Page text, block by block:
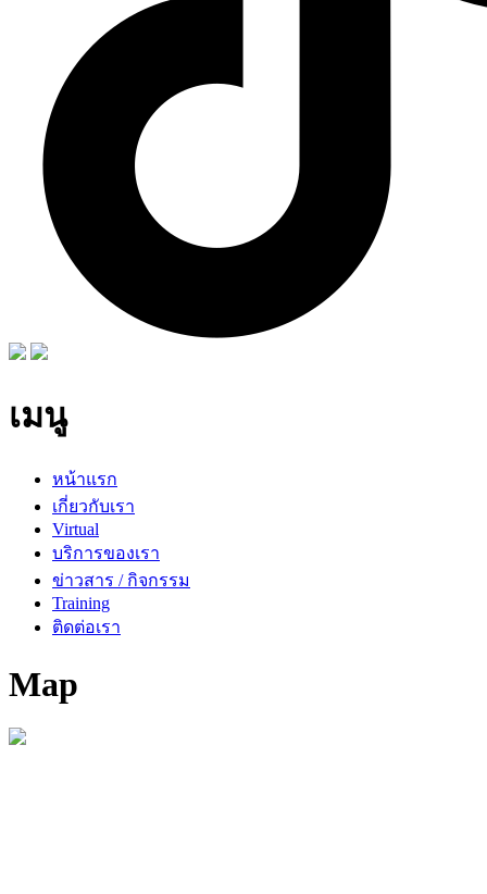
เมนู
หน้าแรก
เกี่ยวกับเรา
Virtual
บริการของเรา
ข่าวสาร / กิจกรรม
Training
ติดต่อเรา
Map